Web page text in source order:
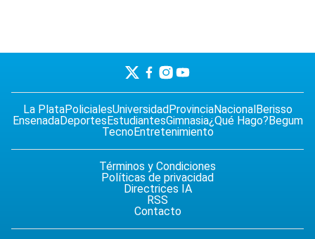
La PlataPolicialesUniversidadProvinciaNacionalBerisso
EnsenadaDeportesEstudiantesGimnasia¿Qué Hago?Begum
TecnoEntretenimiento
Términos y Condiciones
Políticas de privacidad
Directrices IA
RSS
Contacto